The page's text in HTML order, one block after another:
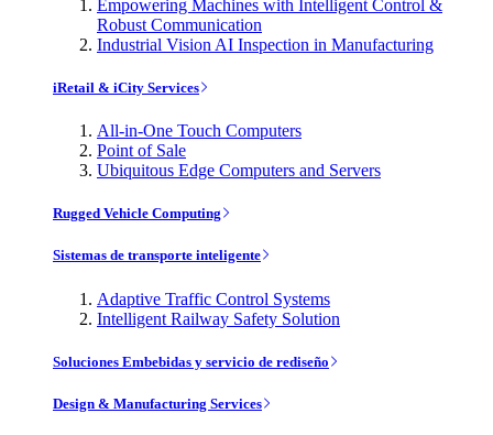
Empowering Machines with Intelligent Control &
Robust Communication
Industrial Vision AI Inspection in Manufacturing
iRetail & iCity Services
All-in-One Touch Computers
Point of Sale
Ubiquitous Edge Computers and Servers
Rugged Vehicle Computing
Sistemas de transporte inteligente
Adaptive Traffic Control Systems
Intelligent Railway Safety Solution
Soluciones Embebidas y servicio de rediseño
Design & Manufacturing Services